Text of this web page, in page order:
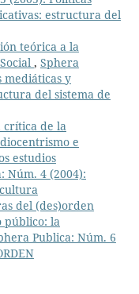
estructura del
teórica a la
, Sphera
mediáticas y
del sistema de
crítica de la
e
estudios
Núm. 4 (2004):
del (des)orden
público: la
Publica: Núm. 6